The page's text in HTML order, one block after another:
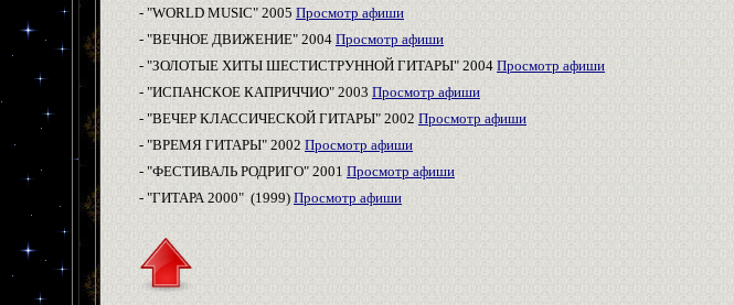
- "WORLD MUSIC" 2005 Просмотр афиши
- "ВЕЧНОЕ ДВИЖЕНИЕ" 2004 Просмотр афиши
- "ЗОЛОТЫЕ ХИТЫ ШЕСТИСТРУННОЙ ГИТАРЫ" 2004 Просмотр афиши
- "ИСПАНСКОЕ КАПРИЧЧИО" 2003 Просмотр афиши
- "ВЕЧЕР КЛАССИЧЕСКОЙ ГИТАРЫ" 2002 Просмотр афиши
- "ВРЕМЯ ГИТАРЫ" 2002 Просмотр афиши
- "ФЕСТИВАЛЬ РОДРИГО" 2001 Просмотр афиши
- "ГИТАРА 2000" (1999) Просмотр афиши